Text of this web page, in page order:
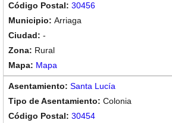
30456
Arriaga
-
Rural
Mapa
Santa Lucía
Colonia
30454